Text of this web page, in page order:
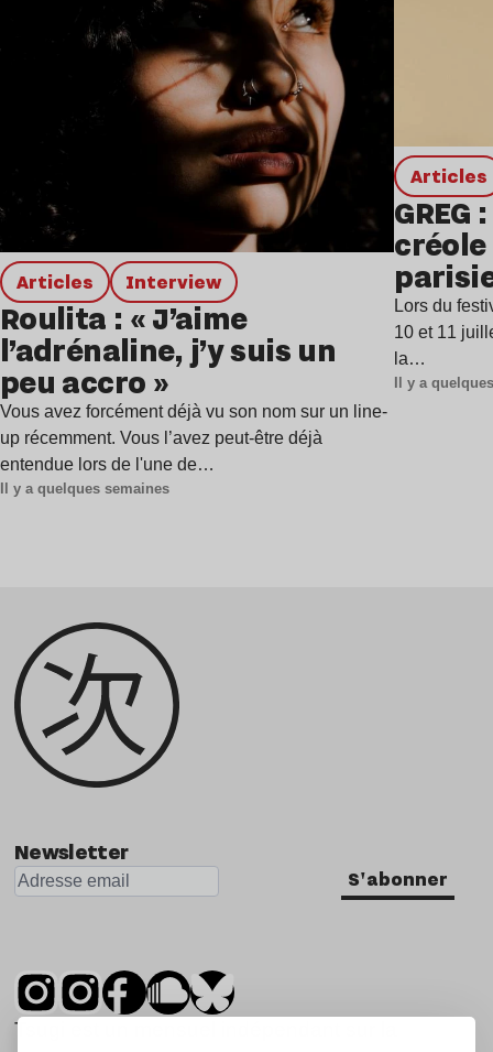
Articles interview
Roulita : « J’aime
l’adrénaline, j’y suis un
peu accro »
Vous avez forcément déjà vu son nom sur un line-
up récemment. Vous l’avez peut-être déjà
entendue lors de l'une de…
Il y a quelques semaines
Articles
Lors du
10 et 11
la…
Il y a
Newsletter
S'abonner
Tsugi est un mensuel indépendant sur la